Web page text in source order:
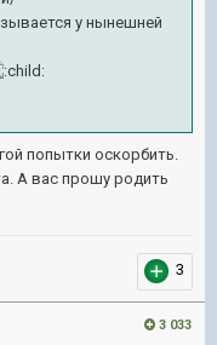
у нынешней
попытки оскорбить.
А вас прошу родить
3
3 033